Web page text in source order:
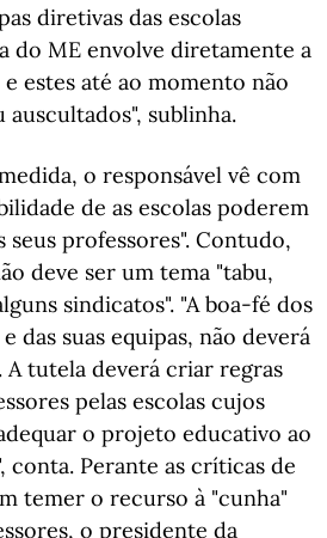
diretivas das escolas
do ME envolve diretamente a
estes até ao momento não
sublinha.
o responsável vê com
de as escolas poderem
seus professores". Contudo,
deve ser um tema "tabu,
sindicatos". "A boa-fé dos
das suas equipas, não deverá
A tutela deverá criar regras
pelas escolas cujos
o projeto educativo ao
Perante as críticas de
temer o recurso à "cunha"
o presidente da